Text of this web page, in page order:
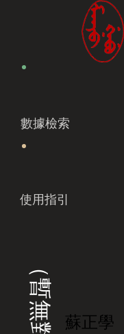
數據檢索
使用指引
蘇正學